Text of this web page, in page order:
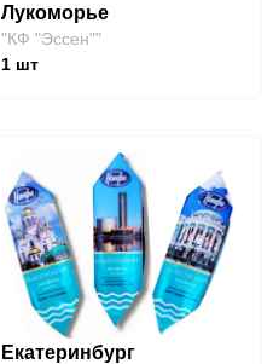
Лукоморье
"КФ "Эссен""
1шт
Екатеринбург